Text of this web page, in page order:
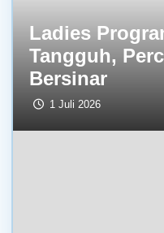
Ladies
Tangguh,
Bersinar
1 Juli 2026